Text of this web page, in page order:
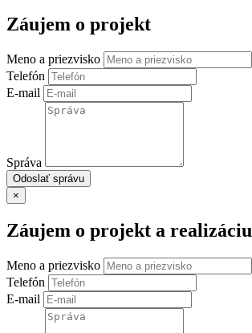
Záujem o projekt
Meno a priezvisko
Telefón
E-mail
Správa
Odoslať správu
×
Záujem o projekt a realizáciu
Meno a priezvisko
Telefón
E-mail